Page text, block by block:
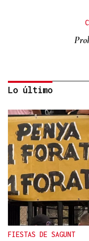
Un
Lo último
FIESTAS DE SAGUNT